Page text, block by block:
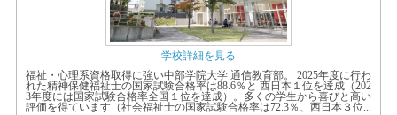
学校詳細を見る
福祉・心理系資格取得に強い中部学院大学 通信教育部。 2025年度に行わ
れた精神保健福祉士の国家試験合格率は88.6％と 西日本１位を達成（202
3年度には国家試験合格率全国１位を達成）。多くの学生から喜びと高い
評価を得ています（社会福祉士の国家試験合格率は72.3％、西日本３位...